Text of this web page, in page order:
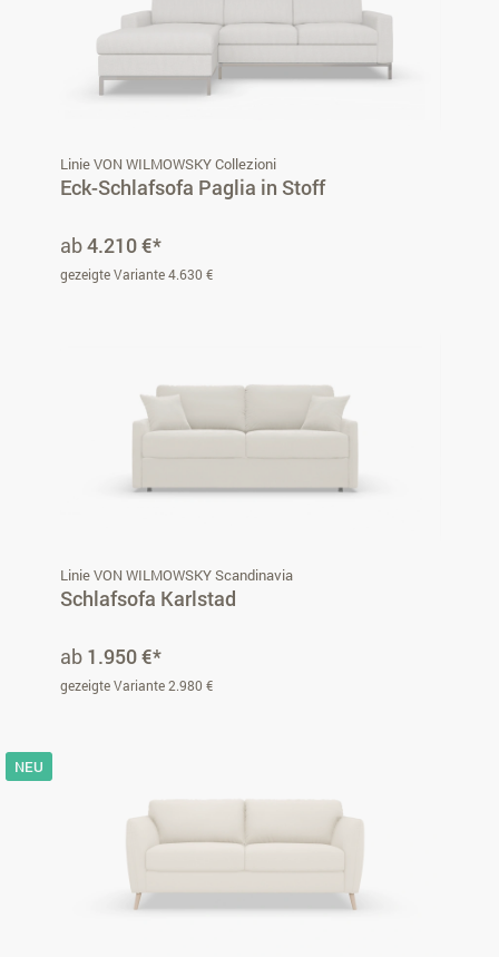
Linie VON WILMOWSKY Collezioni
Eck-Schlafsofa Paglia in Stoff
ab4.210 €*
gezeigte Variante 4.630 €
Linie VON WILMOWSKY Scandinavia
Schlafsofa Karlstad
ab 1.950 €*
gezeigte Variante 2.980 €
NEU